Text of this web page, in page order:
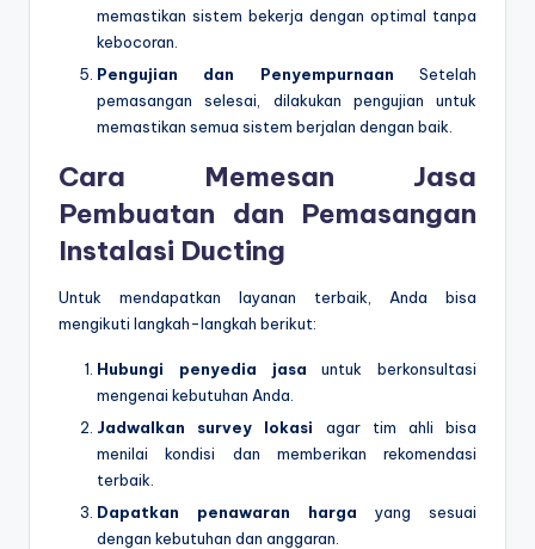
memastikan sistem bekerja dengan optimal tanpa
kebocoran.
Pengujian dan Penyempurnaan Setelah
pemasangan selesai, dilakukan pengujian untuk
memastikan semua sistem berjalan dengan baik.
Cara Memesan Jasa
Pembuatan dan Pemasangan
Instalasi Ducting
Untuk mendapatkan layanan terbaik, Anda bisa
mengikuti langkah-langkah berikut:
Hubungi penyedia jasa untuk berkonsultasi
mengenai kebutuhan Anda.
Jadwalkan survey lokasi agar tim ahli bisa
menilai kondisi dan memberikan rekomendasi
terbaik.
Dapatkan penawaran harga yang sesuai
dengan kebutuhan dan anggaran.